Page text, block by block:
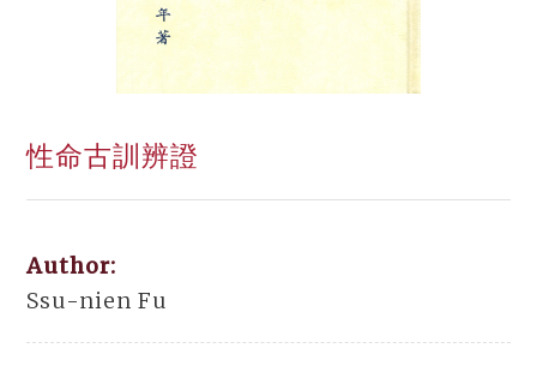
性命古訓辨證
Author:
Ssu-nien Fu